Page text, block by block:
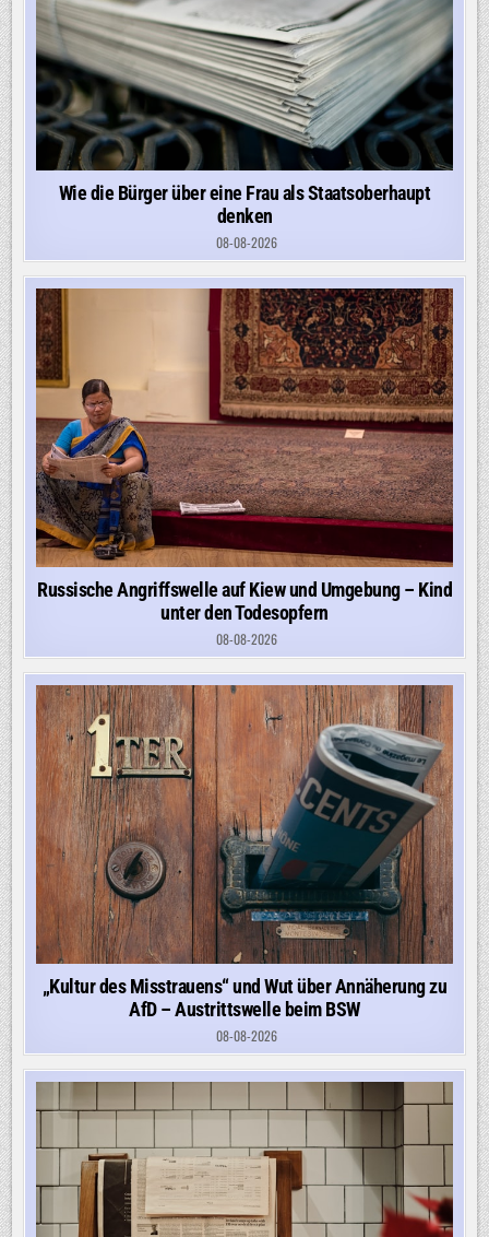
Wie die Bürger über eine Frau als Staatsoberhaupt
denken
08-08-2026
Russische Angriffswelle auf Kiew und Umgebung – Kind
unter den Todesopfern
08-08-2026
„Kultur des Misstrauens“ und Wut über Annäherung zu
AfD – Austrittswelle beim BSW
08-08-2026